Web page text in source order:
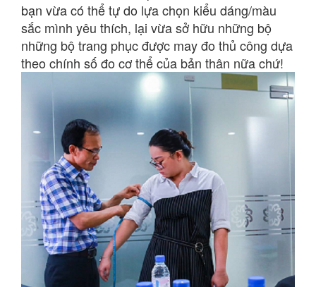
bạn vừa có thể tự do lựa chọn kiểu dáng/màu
sắc mình yêu thích, lại vừa sở hữu những bộ
những bộ trang phục được may đo thủ công dựa
theo chính số đo cơ thể của bản thân nữa chứ!